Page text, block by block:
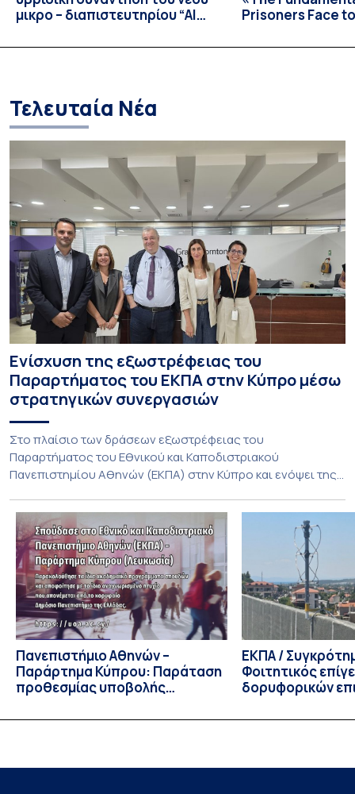
μικρο – διαπιστευτηρίου “AI
Creation”
Prisoners Face
Prison Realities
Τελευταία Νέα
Ενίσχυση της εξωστρέφειας του
Παραρτήματος του ΕΚΠΑ στην Κύπρο μέσω
στρατηγικών συνεργασιών
Στο πλαίσιο των δράσεων εξωστρέφειας του
Παραρτήματος του Εθνικού και Καποδιστριακού
Πανεπιστημίου Αθηνών (ΕΚΠΑ) στην Κύπρο και ενόψει της
Τμήματος Οικονομικών Επιστημών και του Τμήματος
Διοίκησης Επιχειρήσεων και Οργανισμών τον Σεπτέμβριο
του 2026, ο Κοσμήτορας της Σχολής Οικονομικών και
Πολιτικών Επιστημών, Καθηγητής Νικόλαος Ηρειώτης, και ο
Πρόεδρος του Τμήματος […]
Πανεπιστήμιο Αθηνών –
Παράρτημα Κύπρου: Παράταση
προθεσμίας υποβολής
υποψηφίων
ΕΚΠΑ /
Φοιτητικός
δορυφορικών